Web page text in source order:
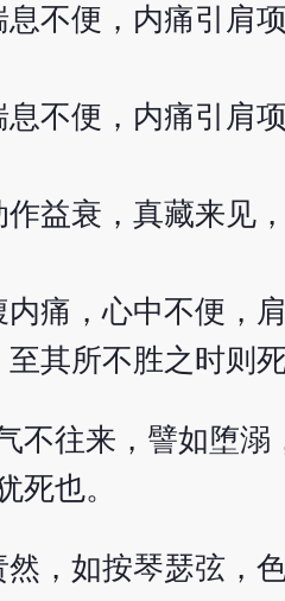
不便，内痛引肩
不便，内痛引肩
益衰，真藏来见
痛，心中不便，
其所不胜之时则死
不往来，譬如堕
死也。
，如按琴瑟弦，